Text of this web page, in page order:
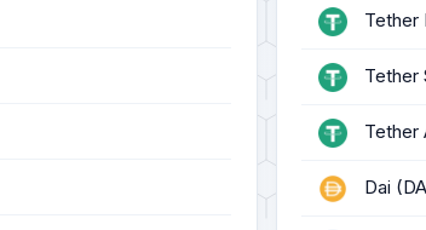
Tether
Tether
Tether
Dai